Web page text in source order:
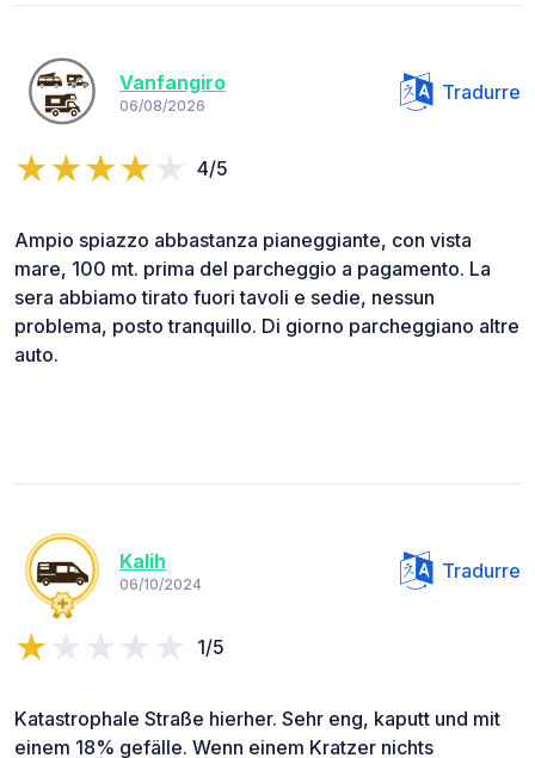
Vanfangiro
06/08/2026
Tradurre
4/5
Ampio spiazzo abbastanza pianeggiante, con vista
mare, 100 mt. prima del parcheggio a pagamento. La
sera abbiamo tirato fuori tavoli e sedie, nessun
problema, posto tranquillo. Di giorno parcheggiano altre
auto.
Kalih
06/10/2024
Tradurre
1/5
Katastrophale Straße hierher. Sehr eng, kaputt und mit
einem 18% gefälle. Wenn einem Kratzer nichts